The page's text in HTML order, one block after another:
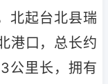
北起台北县瑞
港口，总长约
公里长，拥有